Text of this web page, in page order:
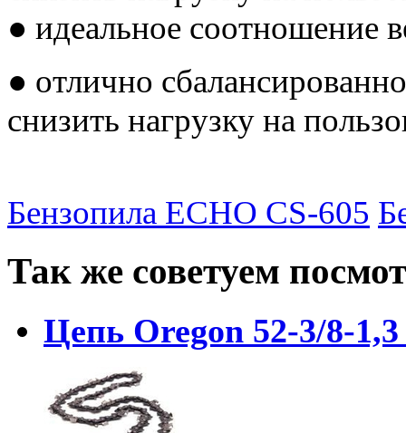
● идеальное соотношение
● отлично
снизить нагрузку на
Бензопила ECHO CS-605
Так же советуем
Цепь Oregon 52-3/8-